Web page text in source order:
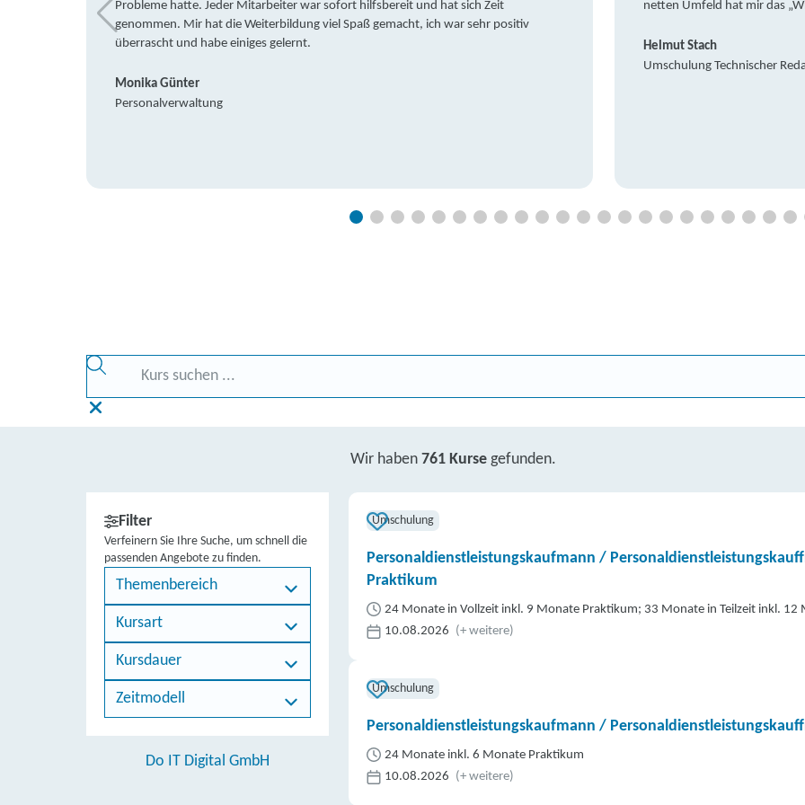
Probleme hatte. Jeder Mitarbeiter war sofort hilfsbereit und hat sich Zeit
genommen. Mir hat die Weiterbildung viel Spaß gemacht, ich war sehr positiv
überrascht und habe einiges gelernt.
Monika Günter
Personalverwaltung
netten Umfeld hat mir das
Helmut Stach
Umschulung Technischer
Wir haben 761 Kurse gefunden.
Filter
Verfeinern Sie Ihre Suche, um schnell die
passenden Angebote zu finden.
Themenbereich
Kursart
Kursdauer
Zeitmodell
Do IT Digital GmbH
Umschulung
Personaldienstleistungskaufmann /
Praktikum
24 Monate in Vollzeit inkl. 9 Monate Praktikum; 33 Monate in Teilzeit inkl. 12
10.08.2026 (+ weitere)
Umschulung
Personaldienstleistungskaufmann /
24 Monate inkl. 6 Monate Praktikum
10.08.2026 (+ weitere)